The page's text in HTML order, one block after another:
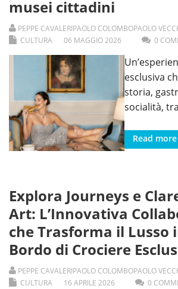
musei cittadini
PEPPE CAVALERIPAOLO COLOMBOPAOLO
CULTURA
06 MAGGIO2026 0
esclusiva
storia,
socialità,
Read more
Explora Journeys e
Art: L’Innovativa
che Trasforma il Lusso
Bordo di Crociere
PEPPE CAVALERIPAOLO COLOMBOPAOLO
CULTURA
16 APRILE 2026 0